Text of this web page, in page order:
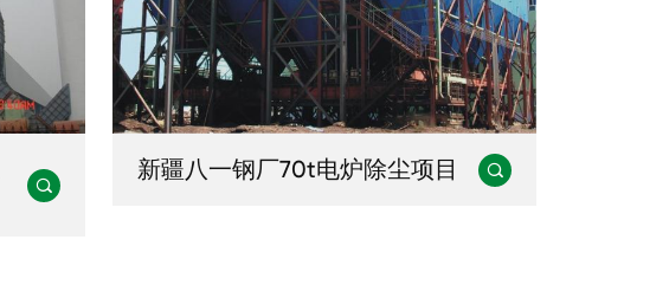

新疆八一钢厂70t电炉除尘项目 